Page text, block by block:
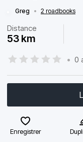
Greg • 2 roadbooks
Distance
53 km
• 0
Enregistrer